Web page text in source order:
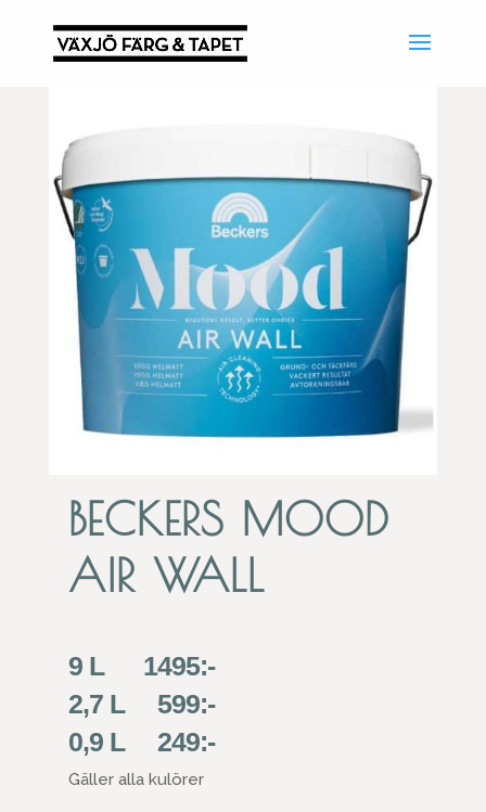
BECKERS MOOD
AIR WALL
9 L 1495:-
2,7 L 599:-
0,9 L 249:-
Gäller alla kulörer